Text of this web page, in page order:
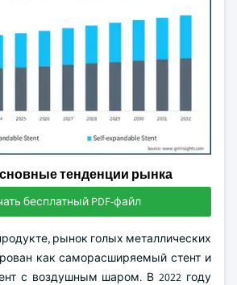
тенденции рынка
бесплатный PDF-файл
рынок голых металлических
как саморасширяемый стент и
с воздушным шаром. В 2022 году